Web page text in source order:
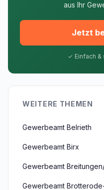
aus Ihr
Jetzt
✓ Einfach
WEITERE THEMEN
Gewerbeamt Belrieth
Gewerbeamt Birx
Gewerbeamt
Gewerbeamt